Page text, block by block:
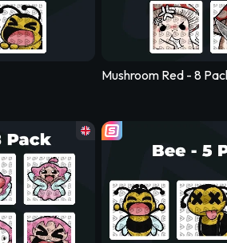
Mushroom Red - 8